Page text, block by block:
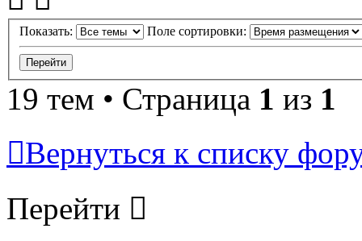
Показать: Поле сортировки:
19 тем • Страница 1 из 1
Вернуться к списку
Перейти